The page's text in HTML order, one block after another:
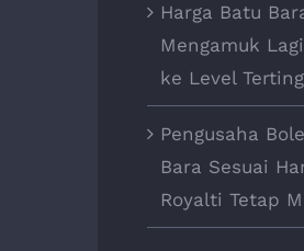
Harga Batu
Mengamuk
ke Level
Pengusaha
Bara Sesuai
Royalti Tetap